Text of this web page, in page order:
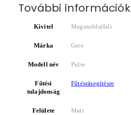
További információk
Kivitel Magasoldalfali
Márka Gree
Modell név Pulse
Fűtési
tulajdonság
Fűtésrásegítésre
Felülete Matt